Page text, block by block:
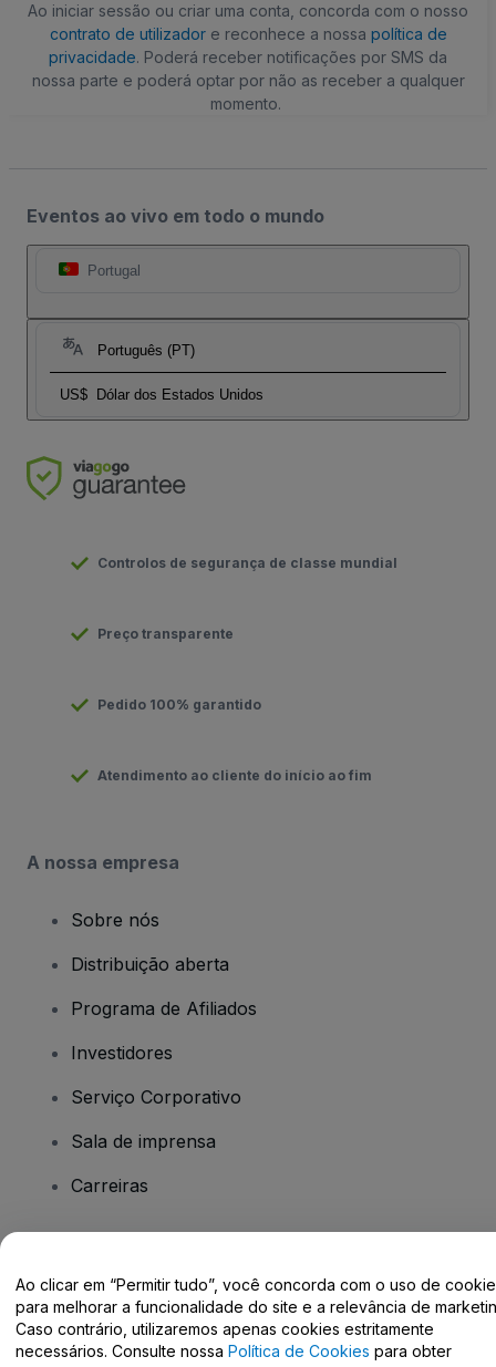
Ao iniciar sessão ou criar uma conta, concorda com o nosso
contrato de utilizadore reconhece a nossa política de
privacidade. Poderá receber notificações por SMS da
nossa parte e poderá optar por não as receber a qualquer
momento.
Eventos ao vivo em todo o mundo
Portugal
Português (PT)
US$ Dólar dos Estados Unidos
Controlos de segurança de classe mundial
Preço transparente
Pedido 100% garantido
Atendimento ao cliente do início ao fim
A nossa empresa
Sobre nós
Distribuição aberta
Programa de Afiliados
Investidores
Serviço Corporativo
Sala de imprensa
Carreiras
Centro de Ajuda / Fale Conosco
Ao clicar em “Permitir tudo”, você concorda com o uso de
para melhorar a funcionalidade do site e a relevância de
Caso contrário, utilizaremos apenas cookies estritamente
necessários. Consulte nossa Política de Cookies para obter